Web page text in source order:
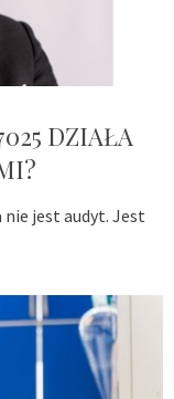
DZIAŁA
jest audyt. Jest